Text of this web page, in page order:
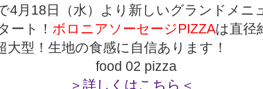
4月18日（水）より新しいグランドメニ
ート！ ボロニアソーセージPIZZAは直径
大型！生地の食感に自信あります！
＞詳しくはこちら＜